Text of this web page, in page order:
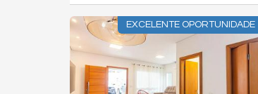
EXCELENTE OPORTUNIDADE